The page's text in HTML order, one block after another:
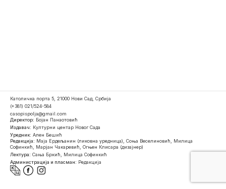
Католичка порта 5, 21000 Нови Сад, Србија
(+381) 021/524-584
casopispolja@gmail.com
Директор: Бојан Панаотовић
Издавач: Културни центар Новог Сада
Уредник: Ален Бешић
Редакција: Маја Ердељанин (ликовна уредница), Соња Веселиновић, Милица
Софинкић, Марјан Чакаревић, Огњен Клисара (дизајнер)
Лектура: Сања Бркић, Милица Софинкић
Администрација и пласман: Редакција